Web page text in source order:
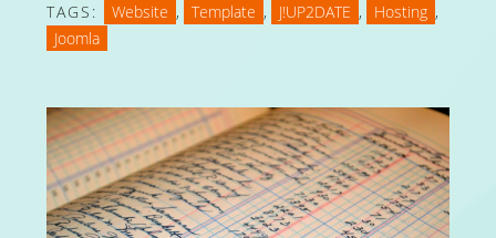
TAGS: Website , Template , J!UP2DATE , Hosting ,
Joomla